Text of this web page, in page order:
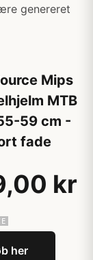
genereret
Mips
MTB
59 cm -
fade
kr
her